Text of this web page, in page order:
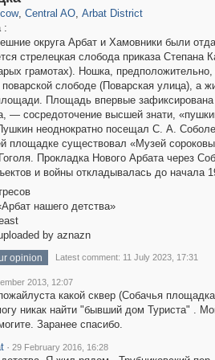
, Central AO, Arbat District
:
округа Арбат и Хамовники были
стрелецкая слобода приказа Степана
грамотах). Ношка,
слободе (Поварская улица), а
Площадь впервые
— сосредоточение высшей знати,
неоднократно посещал С. А.
площадке существовал «Музей
Прокладка Нового Арбата через
и войны откладывалась до начала
нашего детства»
by aznazn
opinion Latest comment: 11 July 2023, 17:31
2013, 12:07
какой сквер (Собачья
никак найти "бывший дом Туриста" .
Заранее спасибо.
· 29 February 2016, 16:28